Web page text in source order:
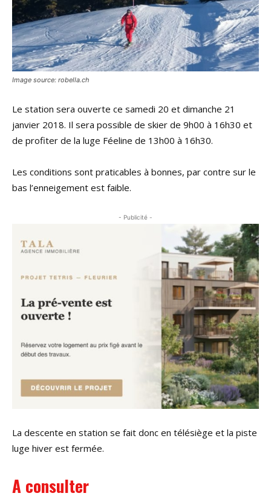
Image source: robella.ch
Le station sera ouverte ce samedi 20 et dimanche 21
janvier 2018. Il sera possible de skier de 9h00 à 16h30 et
de profiter de la luge Féeline de 13h00 à 16h30.
Les conditions sont praticables à bonnes, par contre sur le
bas l’enneigement est faible.
- Publicité -
La descente en station se fait donc en télésiège et la piste
luge hiver est fermée.
A consulter